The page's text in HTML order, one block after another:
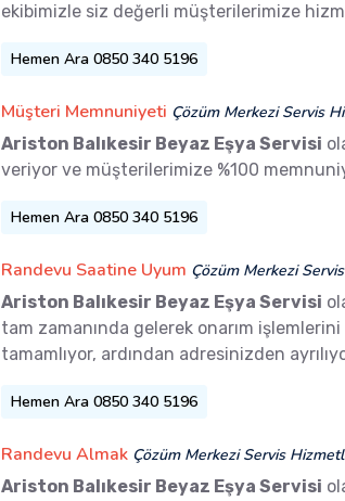
ekibimizle siz değerli müşterilerimize
Hemen Ara 0850 340 5196
Müşteri Memnuniyeti Çözüm Merkezi Servis
Ariston Balıkesir Beyaz Eşya Servisi
veriyor ve müşterilerimize %100
Hemen Ara 0850 340 5196
Randevu Saatine Uyum Çözüm Merkezi
Ariston Balıkesir Beyaz Eşya Servisi
tam zamanında gelerek onarım
tamamlıyor, ardından adresinizden
Hemen Ara 0850 340 5196
Randevu Almak Çözüm Merkezi Servis
Ariston Balıkesir Beyaz Eşya Servisi